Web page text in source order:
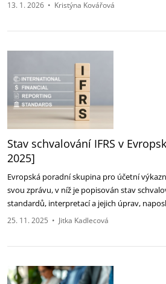
13. 1. 2026 • Kristýna Kovářová
Stav schvalování IFRS v
2025]
Evropská poradní skupina pro účetní
svou zprávu, v níž je popisován stav
standardů, interpretací a jejich úprav,
25. 11. 2025 • Jitka Kadlecová